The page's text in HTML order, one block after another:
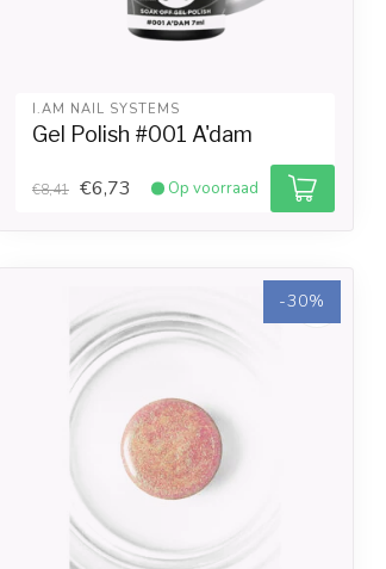
I.AM NAIL SYSTEMS
Gel Polish #001 A'dam
€8,41 €6,73 Op voorraad
-30%